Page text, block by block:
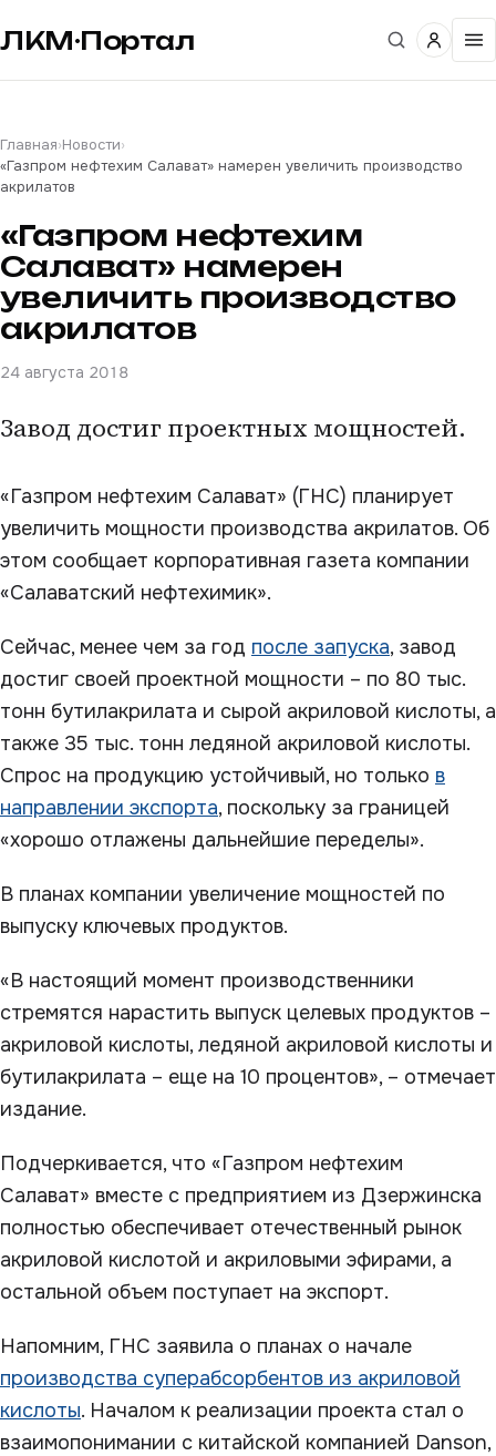
ЛКМ·Портал
Главная›Новости›
«Газпром нефтехим Салават» намерен увеличить производство
акрилатов
«Газпром нефтехим
Салават» намерен
увеличить производство
акрилатов
24 августа 2018
Завод достиг проектных мощностей.
«Газпром нефтехим Салават» (ГНС) планирует
увеличить мощности производства акрилатов. Об
этом сообщает корпоративная газета компании
«Салаватский нефтехимик».
Сейчас, менее чем за год после запуска, завод
достиг своей проектной мощности – по 80 тыс.
тонн бутилакрилата и сырой акриловой кислоты, а
также 35 тыс. тонн ледяной акриловой кислоты.
Спрос на продукцию устойчивый, но только в
направлении экспорта, поскольку за границей
«хорошо отлажены дальнейшие переделы».
В планах компании увеличение мощностей по
выпуску ключевых продуктов.
«В настоящий момент производственники
стремятся нарастить выпуск целевых продуктов –
акриловой кислоты, ледяной акриловой кислоты и
бутилакрилата – еще на 10 процентов», – отмечает
издание.
Подчеркивается, что «Газпром нефтехим
Салават» вместе с предприятием из Дзержинска
полностью обеспечивает отечественный рынок
акриловой кислотой и акриловыми эфирами, а
остальной объем поступает на экспорт.
Напомним, ГНС заявила о планах о начале
производства суперабсорбентов из акриловой
кислоты. Началом к реализации проекта стал о
взаимопонимании с китайской компанией Danson,